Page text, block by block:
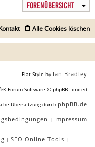
FORENÜBERSICHT
Alle Cookies löschen
Flat Style by Ian Bradley
® Forum Software © phpBB Limited
Übersetzung durch phpBB.de
| Impressum
| SEO Online Tools |